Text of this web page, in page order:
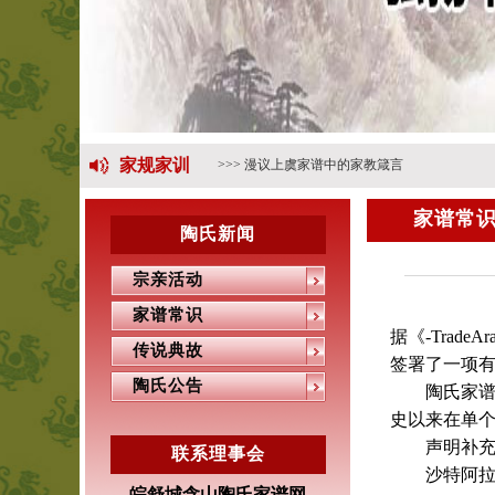
家规家训
>>> 漫议上虞家谱中的家教箴言
陶氏新闻
宗亲活动
家谱常识
传说典故
陶氏公告
联系理事会
家谱常
据《-
签署了一项
陶氏家
史以来在单
声明补充说
沙特阿拉